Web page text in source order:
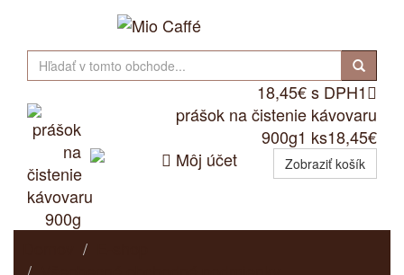
18,45€ s DPH1
prášok na čistenie kávovaru
900g1 ks18,45€
Zobraziť košík
 Môj účet